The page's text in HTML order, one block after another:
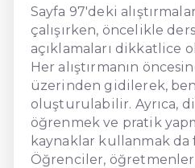
Sayfa 97'deki
çalışırken, öncelikle
açıklamaları dikkatlice
Her alıştırmanın
üzerinden gidilerek,
oluşturulabilir. Ayrıca,
öğrenmek ve pratik
kaynaklar kullanmak da
Öğrenciler,